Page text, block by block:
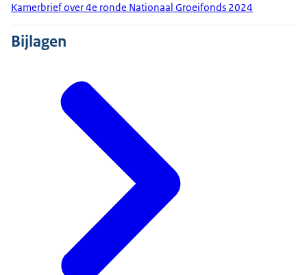
Kamerbrief over 4e ronde Nationaal Groeifonds 2024
Bijlagen